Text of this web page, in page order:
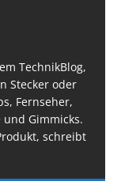
TechnikBlog,
Stecker oder
Fernseher,
und Gimmicks.
schreibt